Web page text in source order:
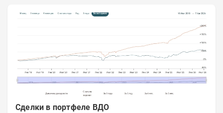
Сделки в портфеле ВДО